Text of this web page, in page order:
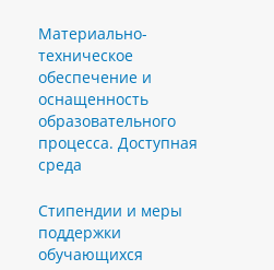
Материально-
техническое
обеспечение и
оснащенность
образовательного
процесса. Доступная
среда
Стипендии и меры
поддержки
обучающихся